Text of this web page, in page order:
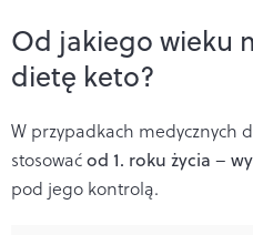
Od jakiego wieku
dietę keto?
W przypadkach medycznych
stosowaćod 1. roku życia –
pod jego kontrolą.